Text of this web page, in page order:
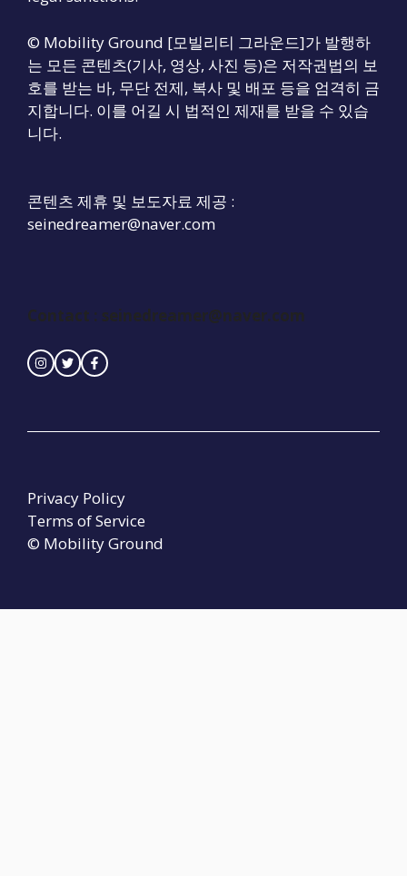
© Mobility Ground [모빌리티 그라운드]가 발행하
는 모든 콘텐츠(기사, 영상, 사진 등)은 저작권법의 보
호를 받는 바, 무단 전제, 복사 및 배포 등을 엄격히 금
지합니다. 이를 어길 시 법적인 제재를 받을 수 있습
니다.
콘텐츠 제휴 및 보도자료 제공 :
seinedreamer@naver.com
Contact : seinedreamer@naver.com
© Mobility Ground
Privacy Policy
Terms of Service